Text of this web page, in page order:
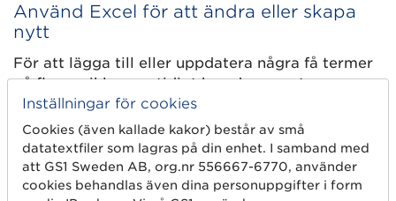
Använd Excel för att ändra eller skapa
nytt
För att lägga till eller uppdatera några få termer
på flera ariklar samtidigt kan du exportera en
Excelfil med dina artiklar. Du kan även välja att
exportera alla termer på en artikel och använda
som mall för att importera helt nya artiklar.
Inledande nolla behövs inte längre
Inställningar för cookies
Cookies (även kallade kakor) består av små
datatextfiler som lagras på din enhet. I samband med
att GS1 Sweden AB, org.nr 556667-6770, använder
cookies behandlas även dina personuppgifter i form